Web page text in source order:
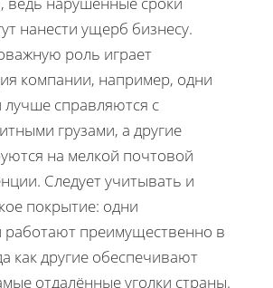
нанести ущерб бизнесу.
роль играет
компании, например, одни
лучше справляются с
грузами, а другие
на мелкой почтовой
Следует учитывать и
покрытие: одни
работают преимущественно в
как другие обеспечивают
отдалённые уголки страны.